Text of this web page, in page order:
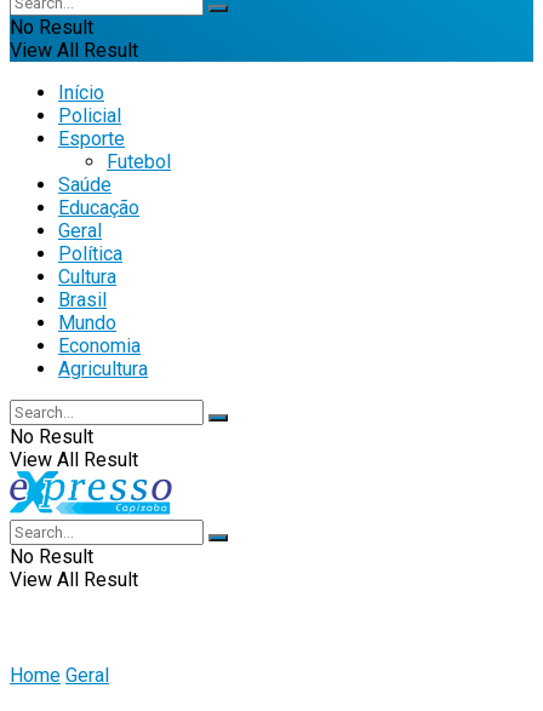
No Result
View All Result
Início
Policial
Esporte
Futebol
Saúde
Educação
Geral
Política
Cultura
Brasil
Mundo
Economia
Agricultura
No Result
View All Result
No Result
View All Result
Home Geral